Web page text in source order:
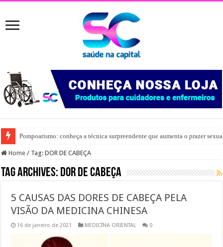
Pompoarismo: conheça a técnica surpreendente que aumenta o prazer
Home / Tag: DOR DE CABEÇA
Tag Archives: DOR DE CABEÇA
5 CAUSAS DAS DORES DE CABEÇA PELA
VISÃO DA MEDICINA CHINESA
16 de janeiro de 2021 MEDICÍNA ORIENTAL 0